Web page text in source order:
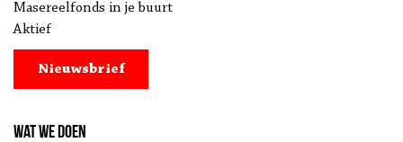
Masereelfonds in je buurt
Aktief
Nieuwsbrief
Wat we doen